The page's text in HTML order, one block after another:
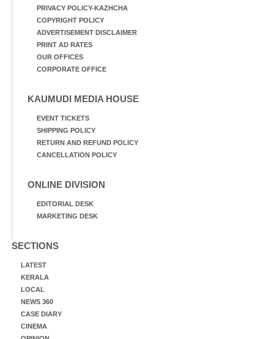
PRIVACY POLICY-KAZHCHA
COPYRIGHT POLICY
ADVERTISEMENT DISCLAIMER
PRINT AD RATES
OUR OFFICES
CORPORATE OFFICE
KAUMUDI MEDIA HOUSE
EVENT TICKETS
SHIPPING POLICY
RETURN AND REFUND POLICY
CANCELLATION POLICY
ONLINE DIVISION
EDITORIAL DESK
MARKETING DESK
SECTIONS
LATEST
KERALA
LOCAL
NEWS 360
CASE DIARY
CINEMA